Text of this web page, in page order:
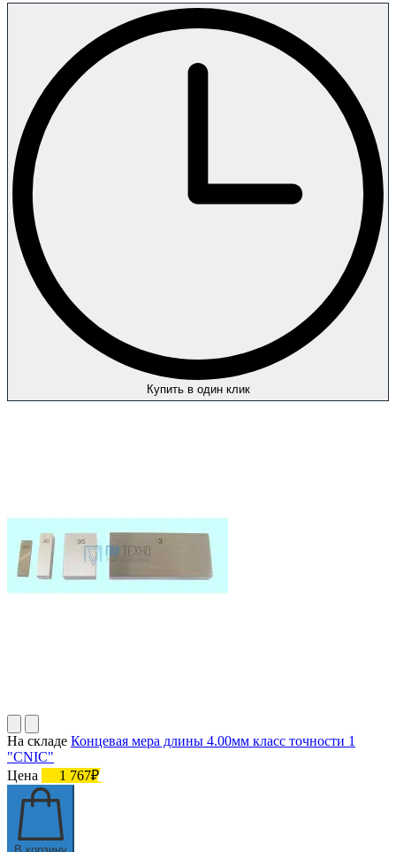
Купить в один клик
На складе Концевая мера длины 4.00мм класс точности 1
"CNIC"
Цена
1 767₽